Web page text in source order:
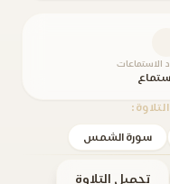
الاستماعات
سورة الشمس
تحميل التلاوة